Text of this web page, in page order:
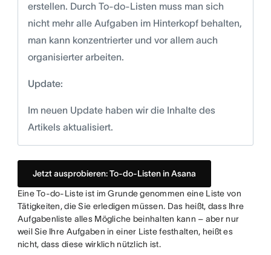
erstellen. Durch To-do-Listen muss man sich
nicht mehr alle Aufgaben im Hinterkopf behalten,
man kann konzentrierter und vor allem auch
organisierter arbeiten.
Update:
Im neuen Update haben wir die Inhalte des
Artikels aktualisiert.
Jetzt ausprobieren: To-do-Listen in Asana
Eine To-do-Liste ist im Grunde genommen eine Liste von
Tätigkeiten, die Sie erledigen müssen. Das heißt, dass Ihre
Aufgabenliste alles Mögliche beinhalten kann – aber nur
weil Sie Ihre Aufgaben in einer Liste festhalten, heißt es
nicht, dass diese wirklich nützlich ist.